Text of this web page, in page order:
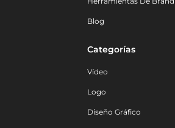
Blog
Categorías
Vídeo
Logo
Diseño Gráfico